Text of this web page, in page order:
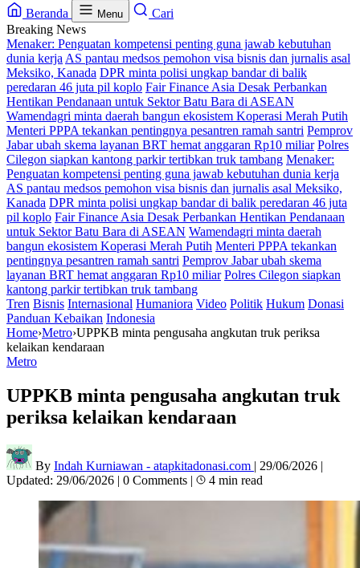
Beranda Menu
Cari
Breaking News
Menaker: Penguatan kompetensi penting guna jawab kebutuhan
dunia kerja AS pantau medsos pemohon visa bisnis dan jurnalis asal
Meksiko, Kanada DPR minta polisi ungkap bandar di balik
peredaran 46 juta pil koplo Fair Finance Asia Desak Perbankan
Hentikan Pendanaan untuk Sektor Batu Bara di ASEAN
Wamendagri minta daerah bangun ekosistem Koperasi Merah Putih
Menteri PPPA tekankan pentingnya pesantren ramah santri Pemprov
Jabar ubah skema layanan BRT hemat anggaran Rp10 miliar Polres
Cilegon siapkan kantong parkir tertibkan truk tambang Menaker:
Penguatan kompetensi penting guna jawab kebutuhan dunia kerja
AS pantau medsos pemohon visa bisnis dan jurnalis asal Meksiko,
Kanada DPR minta polisi ungkap bandar di balik peredaran 46 juta
pil koplo Fair Finance Asia Desak Perbankan Hentikan Pendanaan
untuk Sektor Batu Bara di ASEAN Wamendagri minta daerah
bangun ekosistem Koperasi Merah Putih Menteri PPPA tekankan
pentingnya pesantren ramah santri Pemprov Jabar ubah skema
layanan BRT hemat anggaran Rp10 miliar Polres Cilegon siapkan
kantong parkir tertibkan truk tambang
Tren Bisnis Internasional Humaniora Video Politik Hukum Donasi
Panduan Kebaikan Indonesia
Home›Metro›UPPKB minta pengusaha angkutan truk periksa
kelaikan kendaraan
Metro
UPPKB minta pengusaha angkutan truk
periksa kelaikan kendaraan
By Indah Kurniawan - atapkitadonasi.com | 29/06/2026 |
Updated: 29/06/2026 | 0 Comments | 4 min read